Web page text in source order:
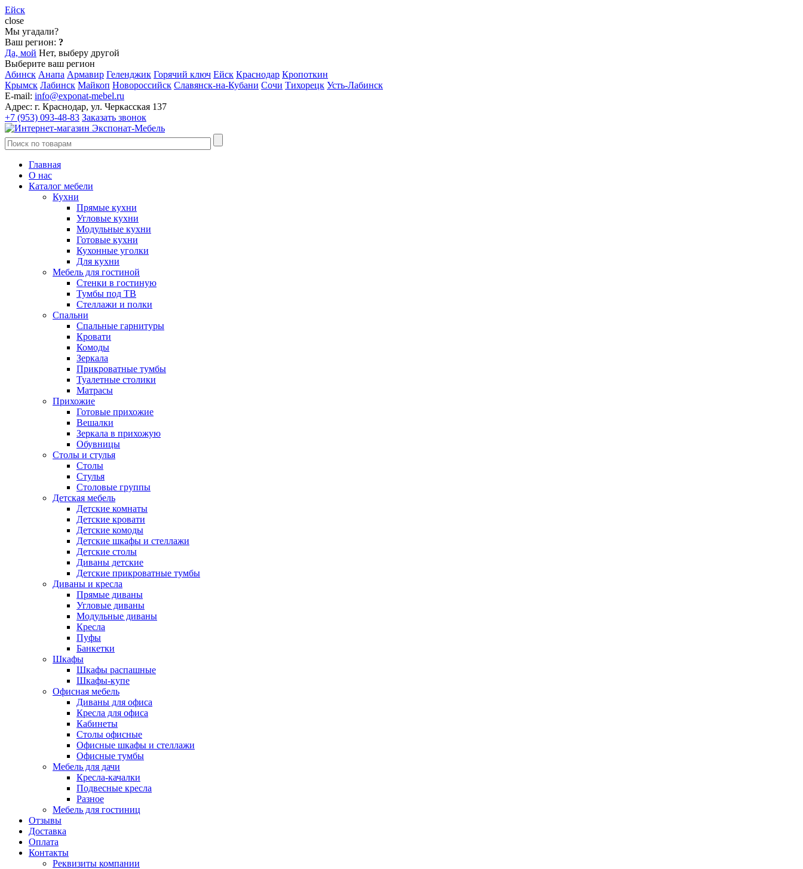
Ейск
close
Мы угадали?
Ваш регион: ?
Да, мой Нет, выберу другой
Выберите ваш регион
Абинск Анапа Армавир Геленджик Горячий ключ Ейск Краснодар Кропоткин
Крымск Лабинск Майкоп Новороссийск Славянск-на-Кубани Сочи Тихорецк Усть-Лабинск
E-mail: info@exponat-mebel.ru
Адрес: г. Краснодар, ул. Черкасская 137
+7 (953) 093-48-83 Заказать звонок
Главная
О нас
Каталог мебели
Кухни
Прямые кухни
Угловые кухни
Модульные кухни
Готовые кухни
Кухонные уголки
Для кухни
Мебель для гостиной
Стенки в гостиную
Тумбы под ТВ
Стеллажи и полки
Спальни
Спальные гарнитуры
Кровати
Комоды
Зеркала
Прикроватные тумбы
Туалетные столики
Матрасы
Прихожие
Готовые прихожие
Вешалки
Зеркала в прихожую
Обувницы
Столы и стулья
Столы
Стулья
Столовые группы
Детская мебель
Детские комнаты
Детские кровати
Детские комоды
Детские шкафы и стеллажи
Детские столы
Диваны детские
Детские прикроватные тумбы
Диваны и кресла
Прямые диваны
Угловые диваны
Модульные диваны
Кресла
Пуфы
Банкетки
Шкафы
Шкафы распашные
Шкафы-купе
Офисная мебель
Диваны для офиса
Кресла для офиса
Кабинеты
Столы офисные
Офисные шкафы и стеллажи
Офисные тумбы
Мебель для дачи
Кресла-качалки
Подвесные кресла
Разное
Мебель для гостиниц
Отзывы
Доставка
Оплата
Контакты
Реквизиты компании